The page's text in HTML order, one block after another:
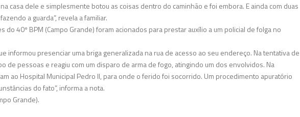
casa dele e simplesmente botou as coisas dentro do caminhão e foi embora. E ainda com duas
a guarda”, revela a familiar.
do 40º BPM (Campo Grande) foram acionados para prestar auxílio a um policial de folga no
informou presenciar uma briga generalizada na rua de acesso ao seu endereço. Na tentativa de
de pessoas e reagiu com um disparo de arma de fogo, atingindo um dos envolvidos. Na
ao Hospital Municipal Pedro II, para onde o ferido foi socorrido. Um procedimento apuratório
do fato”, informa a nota.
Grande).